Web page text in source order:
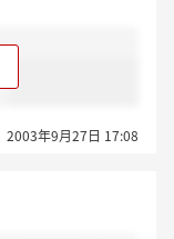
2003年9月27日 17:08